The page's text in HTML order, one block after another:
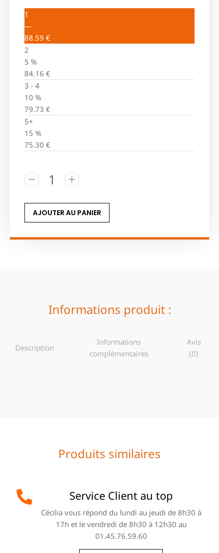
1
—
88.59 €
2
5 %
84.16 €
3 - 4
10 %
79.73 €
5+
15 %
75.30 €
AJOUTER AU PANIER
Informations produit :
Description
Informations
complémentaires
Avis
(0)
Produits similaires
Service Client au top
Cécilia vous répond du lundi au jeudi de 8h30 à
17h et le vendredi de 8h30 à 12h30 au
01.45.76.59.60